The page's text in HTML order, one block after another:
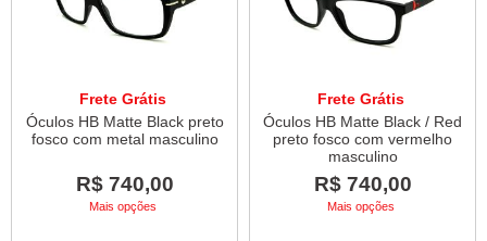
Frete Grátis
Óculos HB Matte Black preto
fosco com metal masculino
R$ 740,00
Mais opções
Frete Grátis
Óculos HB Matte Black / Red
preto fosco com vermelho
masculino
R$ 740,00
Mais opções